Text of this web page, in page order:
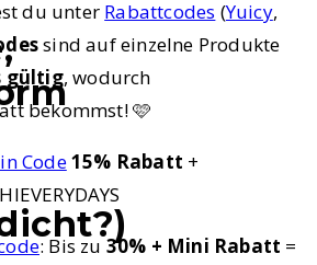
du unter Rabattcodes (Yuicy,
sind auf einzelne Produkte
gültig, wodurch
bekommst! 🩷
Code15% Rabatt +
: Bis zu 30% + Mini Rabatt =